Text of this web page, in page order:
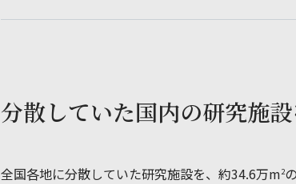
分散していた国内の研究施
全国各地に分散していた研究施設を、約34.6万m2